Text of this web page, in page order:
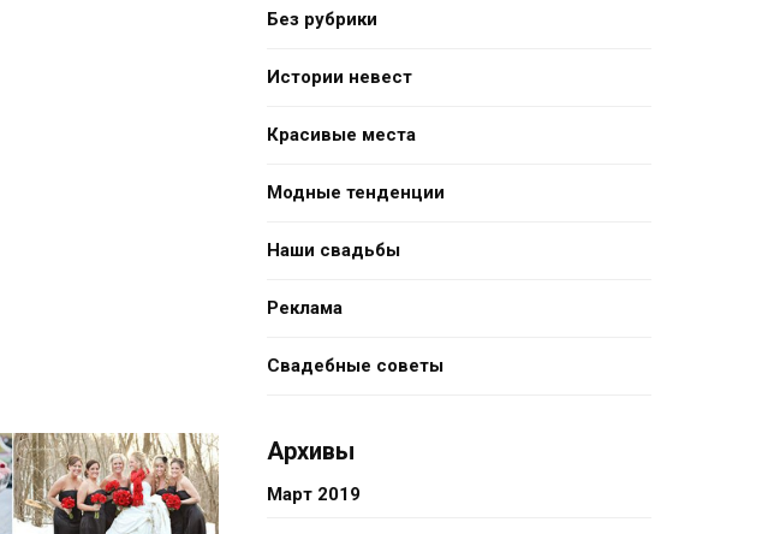
Без рубрики
Истории невест
Красивые места
Модные тенденции
Наши свадьбы
Реклама
Свадебные советы
Архивы
Март 2019